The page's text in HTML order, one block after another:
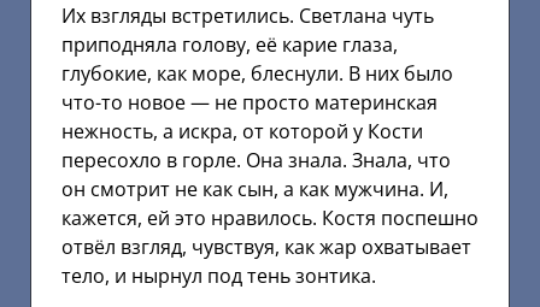
Их взгляды встретились. Светлана чуть
приподняла голову, её карие глаза,
глубокие, как море, блеснули. В них было
что-то новое — не просто материнская
нежность, а искра, от которой у Кости
пересохло в горле. Она знала. Знала, что
он смотрит не как сын, а как мужчина. И,
кажется, ей это нравилось. Костя поспешно
отвёл взгляд, чувствуя, как жар охватывает
тело, и нырнул под тень зонтика.